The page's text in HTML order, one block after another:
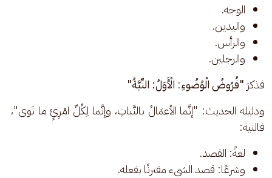
الوجه.
واليدين.
والرأس.
والرجلين.
فذكرَ "فُرُوضُ الْوُضُوءِ: الْأَوَلُ: النِّيَّةُ"
ودليله الحديث: "إنَّما الأعمَالُ بالنَّياتِ، وإنَّما لِكُلِّ امْرِئٍ ما نَوى"،
فالنية:
لغةً: القصد.
وشرعًا: قصد الشيء مقترنًا بفعله.